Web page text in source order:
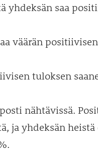
yhdeksän saa
väärän
tuloksen
nähtävissä.
ja yhdeksän